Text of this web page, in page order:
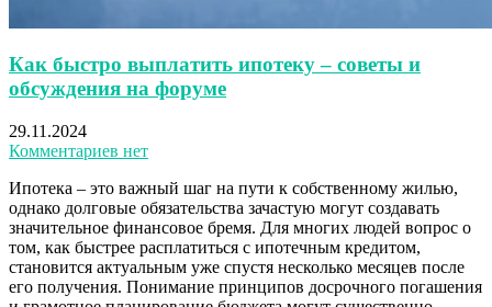
Как быстро выплатить ипотеку – советы и
обсуждения на форуме
29.11.2024
Комментариев нет
Ипотека – это важный шаг на пути к собственному жилью,
однако долговые обязательства зачастую могут создавать
значительное финансовое бремя. Для многих людей вопрос о
том, как быстрее расплатиться с ипотечным кредитом,
становится актуальным уже спустя несколько месяцев после
его получения. Понимание принципов досрочного погашения